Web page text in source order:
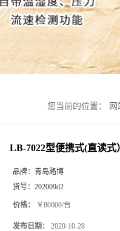
您当前的位置： 网
LB-7022型便携式(直读
品牌： 青岛路博
货号： 202009d2
价格： ￥80000/台
发布日期： 2020-10-28